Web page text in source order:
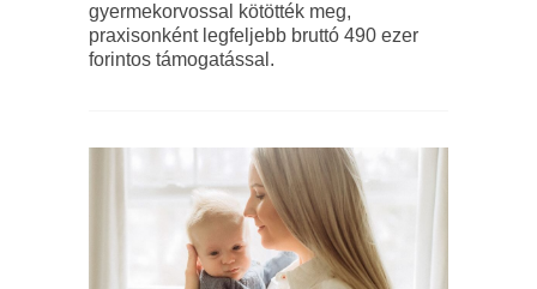
gyermekorvossal kötötték meg,
praxisonként legfeljebb bruttó 490 ezer
forintos támogatással.